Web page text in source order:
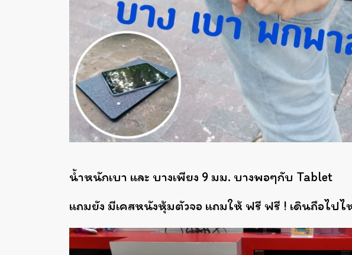
น้ำหนักเบา และ บางเพียง 9 มม. บางพอๆกับ Tablet
แถมยัง มีเคสหนังหุ้มตัวจอ แถมให้ ฟรี ฟรี ! เดินถือไปไ